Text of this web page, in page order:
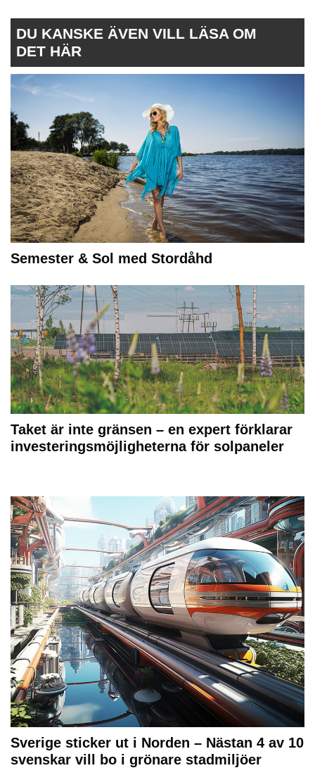
DU KANSKE ÄVEN VILL LÄSA OM
DET HÄR
Semester & Sol med Stordåhd
Taket är inte gränsen – en expert förklarar
investeringsmöjligheterna för solpaneler
Sverige sticker ut i Norden – Nästan 4 av 10
svenskar vill bo i grönare stadmiljöer